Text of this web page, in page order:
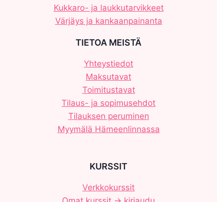
Kukkaro- ja laukkutarvikkeet
Värjäys ja kankaanpainanta
TIETOA MEISTÄ
Yhteystiedot
Maksutavat
Toimitustavat
Tilaus- ja sopimusehdot
Tilauksen peruminen
Myymälä Hämeenlinnassa
KURSSIT
Verkkokurssit